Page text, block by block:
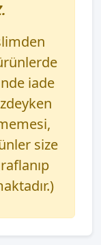
iade
size